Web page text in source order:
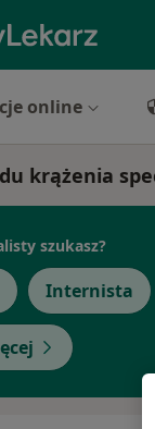
online
krążenia
szukasz?
Internista